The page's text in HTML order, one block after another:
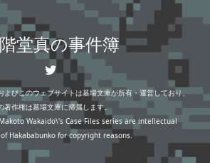
堂真の事件簿
よびこのウェブサイトは墓場文庫が所有・運営しており、
著作権は墓場文庫に帰属します。
Wakaido\'s Case Files series are intellectual
Hakababunko for copyright reasons.